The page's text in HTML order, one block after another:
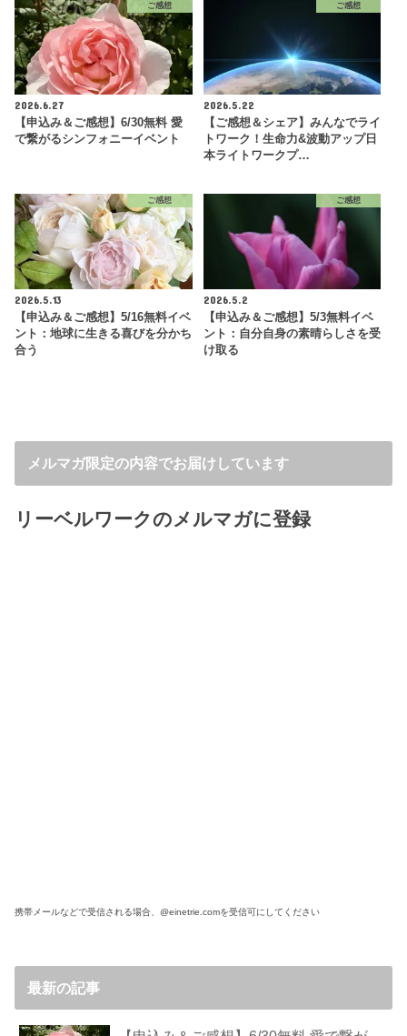
ご感想
2026.6.27
【申込み＆ご感想】6/30無料 愛
で繋がるシンフォニーイベント
ご感想
2026.5.22
【ご感想＆シェア】みんなでライ
トワーク！生命力&波動アップ日
本ライトワークプ…
ご感想
2026.5.13
【申込み＆ご感想】5/16無料イベ
ント：地球に生きる喜びを分かち
合う
ご感想
2026.5.2
【申込み＆ご感想】5/3無料イベ
ント：自分自身の素晴らしさを受
け取る
メルマガ限定の内容でお届けしています
リーベルワークのメルマガに登録
【申込み＆ご感想】5/3無料イベント：